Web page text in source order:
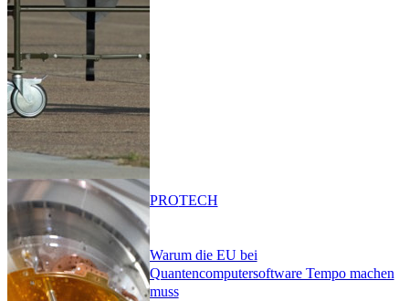
Warum die EU bei
Quantencomputersoftware Tempo machen
muss
PROTECH